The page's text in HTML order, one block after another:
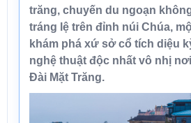
trăng, chuyến du ngoạn
tráng lệ trên đỉnh núi Chúa,
khám phá xứ sở cổ tích diệu
nghệ thuật độc nhất vô nhị
Đài Mặt Trăng.